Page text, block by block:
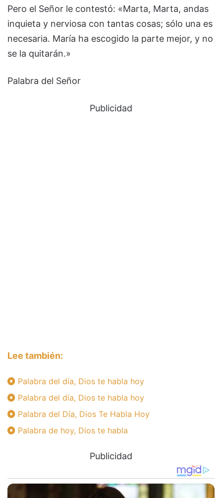
Pero el Señor le contestó: «Marta, Marta, andas
inquieta y nerviosa con tantas cosas; sólo una es
necesaria. María ha escogido la parte mejor, y no
se la quitarán.»
Palabra del Señor
Publicidad
Lee también:
Palabra del día, Dios te habla hoy
Palabra del día, Dios te habla hoy
Palabra del Día, Dios Te Habla Hoy
Palabra de hoy, Dios te habla
Publicidad